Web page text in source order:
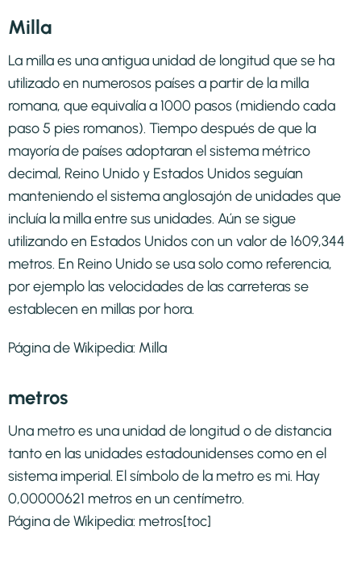
Milla
La milla es una antigua unidad de longitud que se ha
utilizado en numerosos países a partir de la milla
romana, que equivalía a 1000 pasos (midiendo cada
paso 5 pies romanos). Tiempo después de que la
mayoría de países adoptaran el sistema métrico
decimal, Reino Unido y Estados Unidos seguían
manteniendo el sistema anglosajón de unidades que
incluía la milla entre sus unidades. Aún se sigue
utilizando en Estados Unidos con un valor de 1609,344
metros. En Reino Unido se usa solo como referencia,
por ejemplo las velocidades de las carreteras se
establecen en millas por hora.
Página de Wikipedia: Milla
metros
Una metro es una unidad de longitud o de distancia
tanto en las unidades estadounidenses como en el
sistema imperial. El símbolo de la metro es mi. Hay
0,00000621 metros en un centímetro.
Página de Wikipedia: metros[toc]